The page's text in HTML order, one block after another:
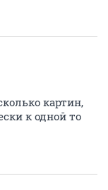
картин,
к одной то